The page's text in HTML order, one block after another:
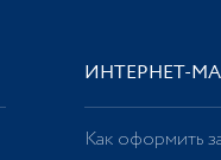
ИНТЕРНЕТ-
Как оформить